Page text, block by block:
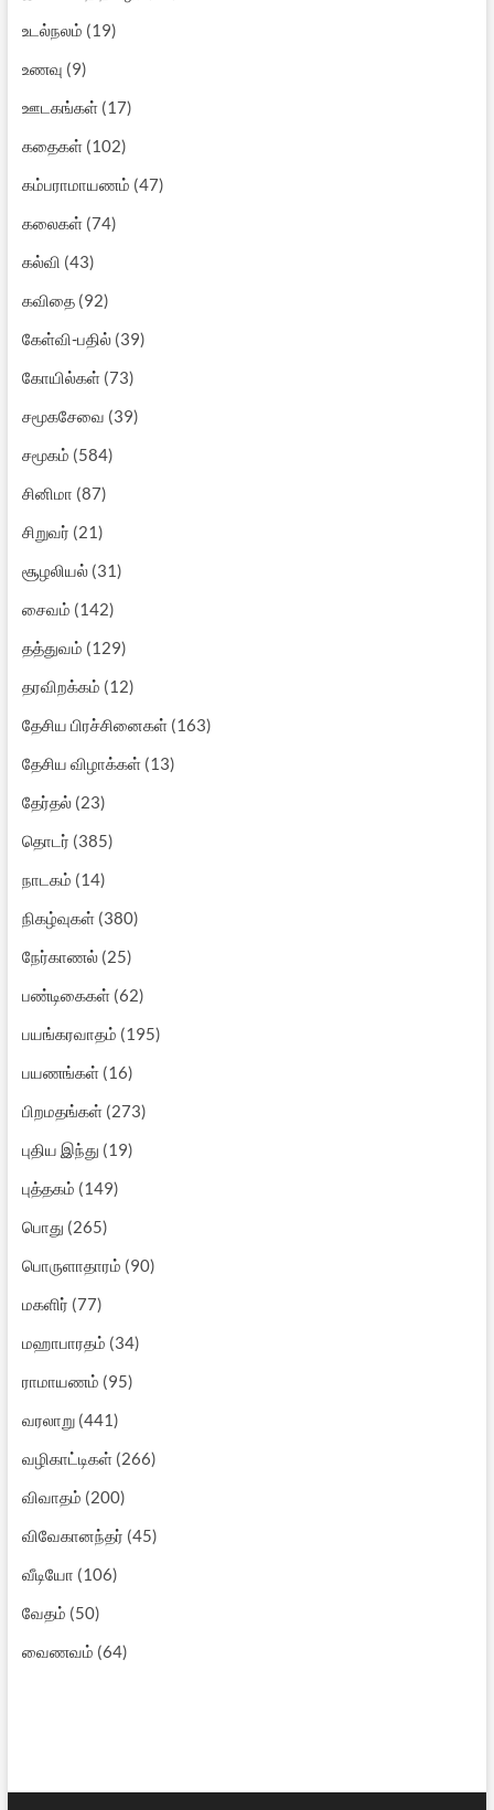
உடல்நலம் (19)
உணவு (9)
ஊடகங்கள்(17)
கதைகள்(102)
கம்பராமாயணம் (47)
கலைகள்(74)
கல்வி (43)
கவிதை(92)
கேள்வி-பதில்(39)
கோயில்கள்(73)
சமூகசேவை (39)
சமூகம் (584)
சினிமா (87)
சிறுவர் (21)
சூழலியல்(31)
சைவம் (142)
தத்துவம் (129)
தரவிறக்கம் (12)
தேசிய பிரச்சினைகள்(163)
தேசிய விழாக்கள்(13)
தேர்தல்(23)
தொடர் (385)
நாடகம் (14)
நிகழ்வுகள்(380)
நேர்காணல்(25)
பண்டிகைகள்(62)
பயங்கரவாதம் (195)
பயணங்கள்(16)
பிறமதங்கள்(273)
புதிய இந்து (19)
புத்தகம் (149)
பொது (265)
பொருளாதாரம் (90)
மகளிர் (77)
மஹாபாரதம் (34)
ராமாயணம் (95)
வரலாறு(441)
வழிகாட்டிகள்(266)
விவாதம் (200)
விவேகானந்தர் (45)
வீடியோ (106)
வேதம் (50)
வைணவம் (64)